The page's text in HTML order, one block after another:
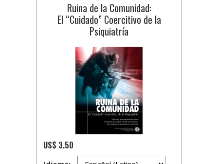
Ruina de la Comunidad:
El “Cuidado” Coercitivo de la
Psiquiatría
US$ 3.50